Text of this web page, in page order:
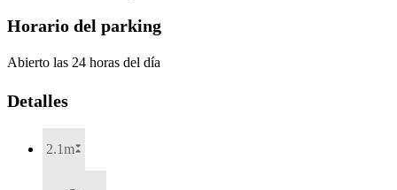
Horario del parking
Abierto las 24 horas del día
Detalles
2.1m